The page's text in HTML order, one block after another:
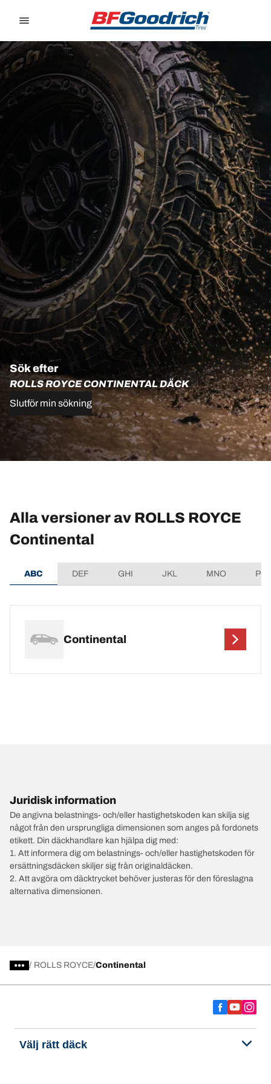
Sök efter
ROLLS ROYCE CONTINENTAL DÄCK
Slutför min sökning
Alla versioner av ROLLS ROYCE
Continental
ABC DEF GHI JKL MNO
Continental
Juridisk information
De angivna belastnings- och/eller hastighetskoden kan skilja sig
något från den ursprungliga dimensionen som anges på fordonets
etikett. Din däckhandlare kan hjälpa dig med:
1. Att informera dig om belastnings- och/eller hastighetskoden för
ersättningsdäcken skiljer sig från originaldäcken.
2. Att avgöra om däcktrycket behöver justeras för den föreslagna
alternativa dimensionen.
/ ROLLS ROYCE Continental
Välj rätt däck